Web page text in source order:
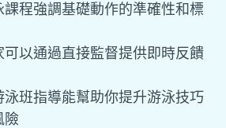
課程強調基礎動作的準確性和標
可以通過直接監督提供即時反饋
泳班指導能幫助你提升游泳技巧
險